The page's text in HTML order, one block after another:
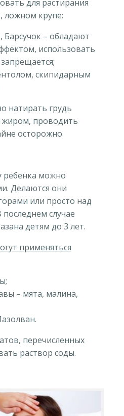
для растирания
ложном крупе:
Барсучок – обладают
использовать
скипидарным
натирать грудь
жиром, проводить
осторожно.
ребенка можно
Делаются они
или просто над
случае
детям до 3 лет.
применяться
– мята, малина,
перечисленных
раствор соды.